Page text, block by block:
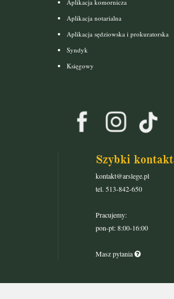
Aplikacja komornicza
Aplikacja notarialna
Aplikacja sędziowska i prokuratorska
Syndyk
Księgowy
Szybki kontakt
kontakt@arslege.pl
tel. 513-842-650
Pracujemy:
pon-pt: 8:00-16:00
Masz pytania